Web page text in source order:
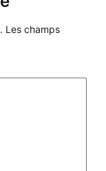
Les champs